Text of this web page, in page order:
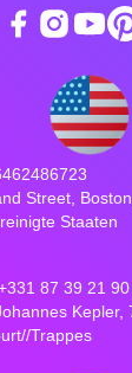
Street,
Staaten
87 39 21
Kepler,
Trappes